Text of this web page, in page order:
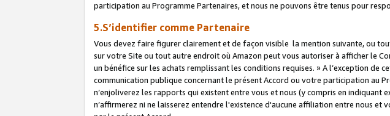
participation au Programme Partenaires, et nous ne pouvons être tenus pour
5.S’identifier comme Partenaire
Vous devez faire figurer clairement et de façon visible la mention suivante, ou
sur votre Site ou tout autre endroit où Amazon peut vous autoriser à afficher le
un bénéfice sur les achats remplissant les conditions requises. » A l’exception
communication publique concernant le présent Accord ou votre participation au
n’enjoliverez les rapports qui existent entre vous et nous (y compris en
n’affirmerez ni ne laisserez entendre l'existence d'aucune affiliation entre nous